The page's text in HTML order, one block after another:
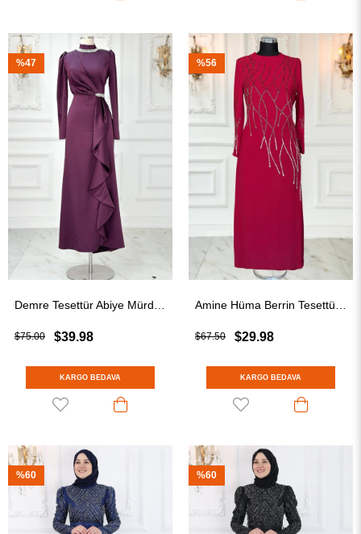
$39.98
$75.00
KARGO BEDAVA
%47
$29.98
$67.50
KARGO BEDAVA
%56
%60 %60